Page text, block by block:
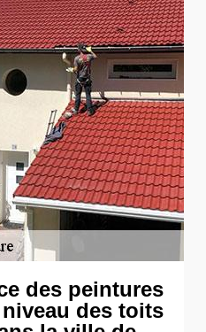
des peintures
des toits